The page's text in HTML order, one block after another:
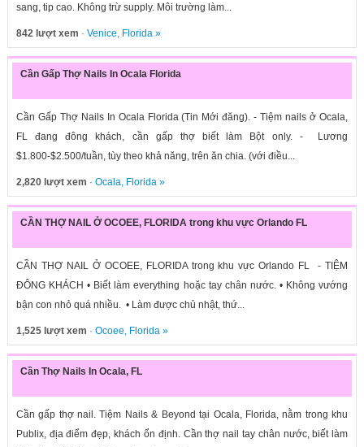
sang, tip cao. Không trừ supply. Môi trường làm...
842 lượt xem · Venice, Florida»
Cần Gấp Thợ Nails In Ocala Florida
Cần Gấp Thợ Nails In Ocala Florida (Tin Mới đăng). - Tiệm nails ở Ocala,
FL đang đông khách, cần gấp thợ biết làm Bột only. - Lương
$1.800-$2.500/tuần, tùy theo khả năng, trên ăn chia. (với điều...
2,820 lượt xem · Ocala, Florida»
CẦN THỢ NAIL Ở OCOEE, FLORIDA trong khu vực Orlando FL
CẦN THỢ NAIL Ở OCOEE, FLORIDA trong khu vực Orlando FL - TIỆM
ĐÔNG KHÁCH • Biết làm everything hoặc tay chân nước. • Không vướng
bận con nhỏ quá nhiều. • Làm được chủ nhật, thứ...
1,525 lượt xem · Ocoee, Florida»
Cần Thợ Nails In Ocala, FL
Cần gấp thợ nail. Tiệm Nails & Beyond tại Ocala, Florida, nằm trong khu
Publix, địa điểm đẹp, khách ổn định. Cần thợ nail tay chân nước, biết làm